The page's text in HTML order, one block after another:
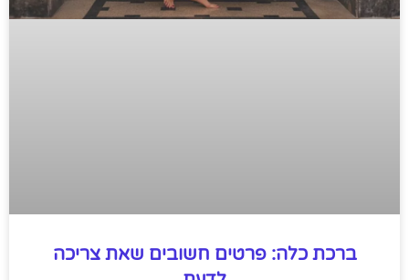
ברכת כלה: פרטים חשובים שאת צריכה